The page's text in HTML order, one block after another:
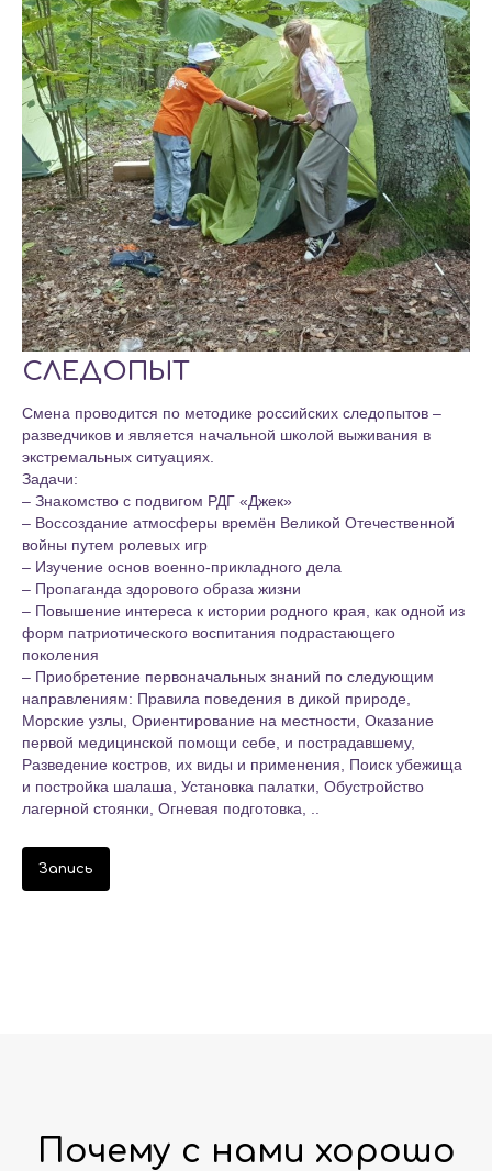
СЛЕДОПЫТ
Смена проводится по методике российских следопытов –
разведчиков и является начальной школой выживания в
экстремальных ситуациях.
Задачи:
– Знакомство с подвигом РДГ «Джек»
– Воссоздание атмосферы времён Великой Отечественной
войны путем ролевых игр
– Изучение основ военно-прикладного дела
– Пропаганда здорового образа жизни
– Повышение интереса к истории родного края, как одной из
форм патриотического воспитания подрастающего
поколения
– Приобретение первоначальных знаний по следующим
направлениям: Правила поведения в дикой природе,
Морские узлы, Ориентирование на местности, Оказание
первой медицинской помощи себе, и пострадавшему,
Разведение костров, их виды и применения, Поиск убежища
и постройка шалаша, Установка палатки, Обустройство
лагерной стоянки, Огневая подготовка, ..
Запись
Почему с нами хорошо